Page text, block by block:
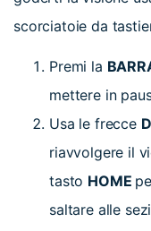
scorciatoie da
Premi la
mettere in
Usa le frecce
riavvolgere il
tasto HOME
saltare alle